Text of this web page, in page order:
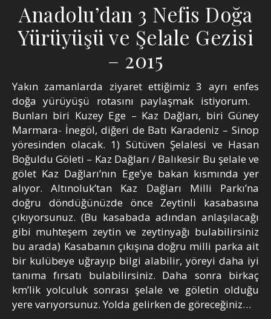
Anadolu’dan 3 Nefis Doğa
Yürüyüşü ve Şelale Gezisi
– 2015
Yakın zamanlarda ziyaret ettiğimiz 3 ayrı enfes
doğa yürüyüşü rotasını paylaşmak istiyorum.
Bunları biri Kuzey Ege – Kaz Dağları, biri Güney
Marmara- İnegöl, diğeri de Batı Karadeniz – Sinop
yöresinden olacak. 1) Sütüven Şelalesi ve Hasan
Boğuldu Göleti – Kaz Dağları / Balıkesir Bu şelale ve
gölet Kaz Dağları’nın Ege’ye bakan kısmında yer
alıyor. Altınoluk’tan Kaz Dağları Milli Parkı’na
doğru döndüğünüzde önce Zeytinli kasabasına
çıkıyorsunuz. (Bu kasabada adından anlaşılacağı
gibi muhteşem zeytin ve zeytinyağı bulabilirsiniz
bu arada) Kasabanın çıkışına doğru milli parka ait
bir kulübeye uğrayıp bilgi alabilir, yöreyi daha iyi
tanıma fırsatı bulabilirsiniz. Daha sonra birkaç
km’lik yolculuk sonrası şelale ve göletin olduğu
yere varıyorsunuz. Yolda gelirken de göreceğiniz…